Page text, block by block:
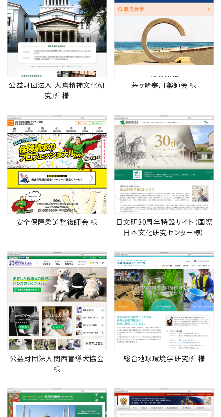
公益財団法人 大倉精神文化研
究所 様
茅ヶ崎寒川薬師会 様
安全保障柔道整復師会 様
日文研30周年特設サイト（国際
日本文化研究センター様）
公益財団法人関西盲導犬協会
様
総合地球環境学研究所 様